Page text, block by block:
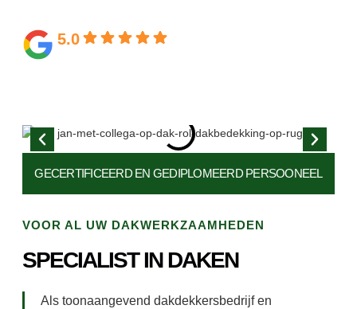
5.0
GECERTIFICEERD EN GEDIPLOMEERD PERSOONEEL
VOOR AL UW DAKWERKZAAMHEDEN
SPECIALIST IN DAKEN
Als toonaangevend dakdekkersbedrijf en